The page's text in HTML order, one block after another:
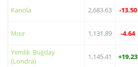
Kanola 2,683.63 -13.50
Mısır 1,131.89 -4.64
Yemlik Buğday
(Londra)
1,145.41 +19.23